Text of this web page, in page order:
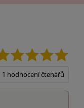
1 hodnocení čtenářů